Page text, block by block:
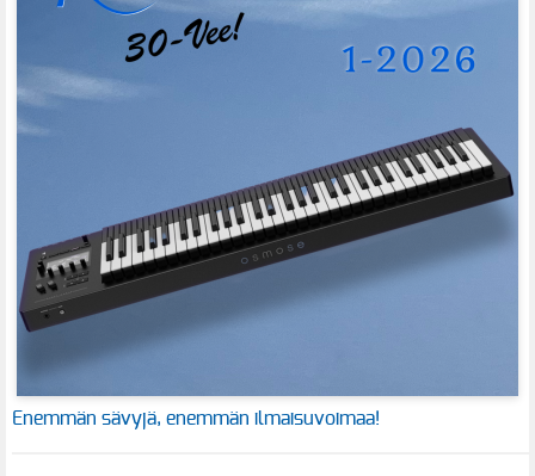
Enemmän sävyjä, enemmän ilmaisuvoimaa!